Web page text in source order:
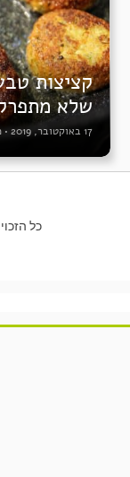
קציצות
שלא
17 באוקטובר, 2019 •
כל